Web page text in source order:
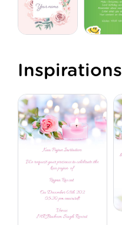
Inspirations